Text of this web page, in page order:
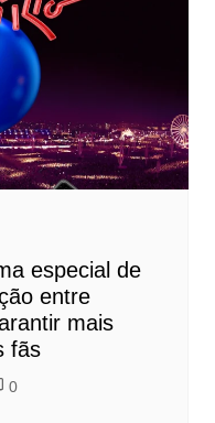
especial de
entre
mais
fãs
0